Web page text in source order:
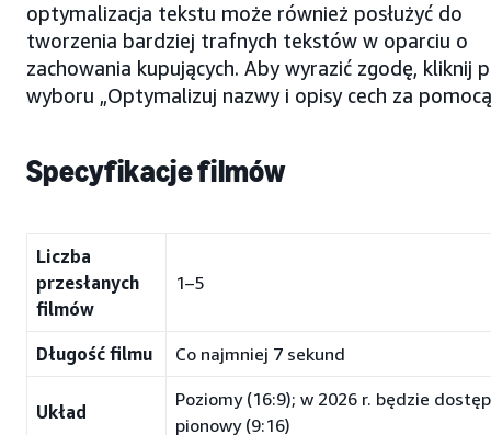
optymalizacja tekstu może również posłużyć do
tworzenia bardziej trafnych tekstów w oparciu o
zachowania kupujących. Aby wyrazić zgodę, kliknij
wyboru „Optymalizuj nazwy i opisy cech za pomocą
Specyfikacje filmów
Liczba
przesłanych
filmów
1–5
Długość filmu Co najmniej 7 sekund
Układ
Poziomy (16:9); w 2026 r. będzie
pionowy (9:16)